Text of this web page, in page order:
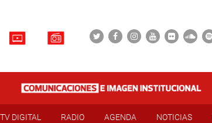
TV DIGITAL RADIO AGENDA NOTICIAS